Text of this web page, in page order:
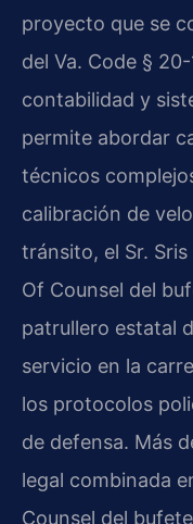
proyecto que se
del Va. Code §
contabilidad y
permite abordar
técnicos
calibración de
tránsito, el Sr.
Of Counsel del
patrullero estatal
servicio en la
los protocolos
de defensa. Más
legal combinada
Counsel del